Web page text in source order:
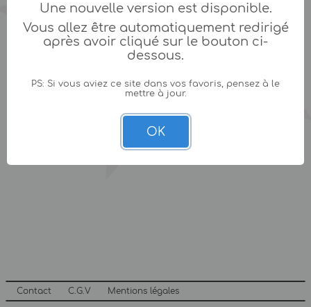
Contact C.G.V Mentions légales
Une nouvelle version est disponible.
Vous allez être automatiquement redirigé
après avoir cliqué sur le bouton ci-
dessous.
PS: Si vous aviez ce site dans vos favoris, pensez à le
mettre à jour.
OK